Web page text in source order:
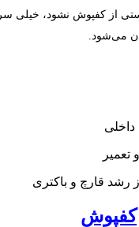
از کفپوش نشود، خیلی
می‌شود.
قارچ و باکتری
کفپوش